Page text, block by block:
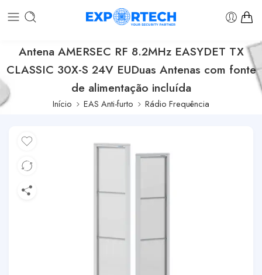
Antena AMERSEC RF 8.2MHz EASYDET TX
CLASSIC 30X-S 24V EUDuas Antenas com fonte
de alimentação incluída
Início EAS Anti-furto Rádio Frequência